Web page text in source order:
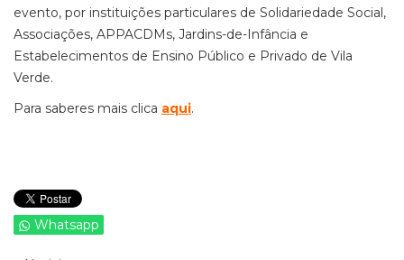
evento, por instituições particulares de Solidariedade Social,
Associações, APPACDMs, Jardins-de-Infância e
Estabelecimentos de Ensino Público e Privado de Vila
Verde.
Para saberes mais clica aqui.
Whatsapp